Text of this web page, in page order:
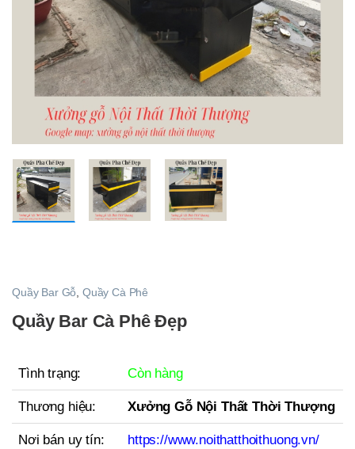
Quầy Bar Gỗ Quầy Cà Phê
Quầy Bar Cà Phê Đẹp
Tình trạng: Còn hàng
Thương hiệu: Xưởng Gỗ Nội Thất Thời Thượng
Nơi bán uy tín: https://www.noithatthoithuong.vn/